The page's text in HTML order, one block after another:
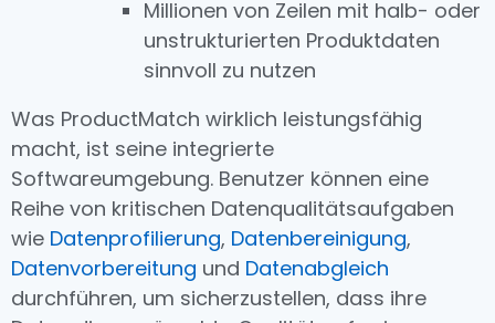
Millionen von Zeilen mit halb- oder
unstrukturierten Produktdaten
sinnvoll zu nutzen
Was ProductMatch wirklich leistungsfähig
macht, ist seine integrierte
Softwareumgebung. Benutzer können eine
Reihe von kritischen Datenqualitätsaufgaben
wie Datenprofilierung, Datenbereinigung,
Datenvorbereitung und Datenabgleich
durchführen, um sicherzustellen, dass ihre